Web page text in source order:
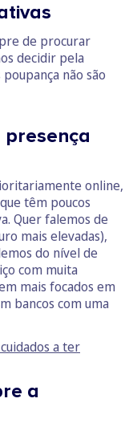
de procurar
decidir pela
não são
presença
online,
têm poucos
Quer falemos de
mais elevadas),
do nível de
com muita
mais focados em
bancos com uma
a ter
a